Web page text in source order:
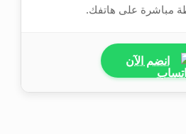
مباشرة على هاتفك.
انضم الآن